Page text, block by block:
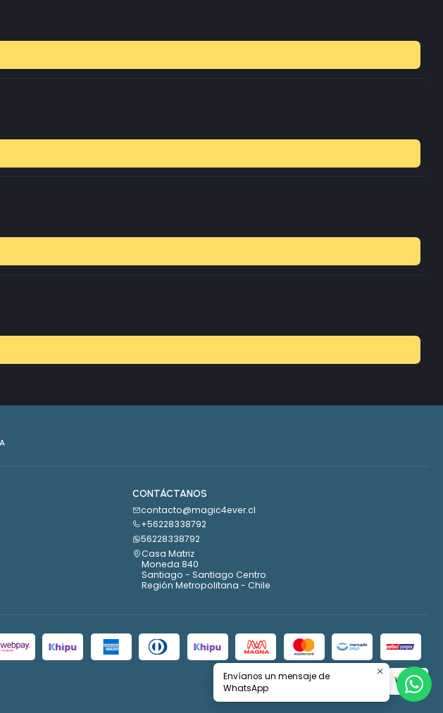
CONTÁCTANOS
contacto@magic4ever.cl
+56228338792
56228338792
Casa Matriz
Moneda 840
Santiago - Santiago Centro
Región Metropolitana - Chile
Envíanos un mensaje de
WhatsApp